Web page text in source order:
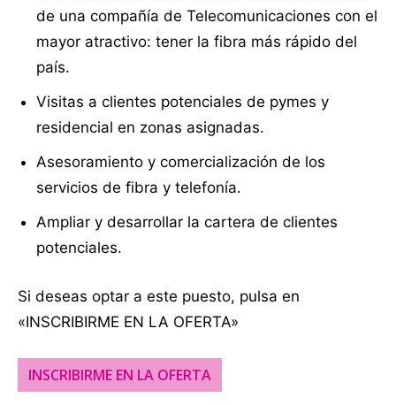
de una compañía de Telecomunicaciones con el
mayor atractivo: tener la fibra más rápido del
país.
Visitas a clientes potenciales de pymes y
residencial en zonas asignadas.
Asesoramiento y comercialización de los
servicios de fibra y telefonía.
Ampliar y desarrollar la cartera de clientes
potenciales.
Si deseas optar a este puesto, pulsa en
«INSCRIBIRME EN LA OFERTA»
INSCRIBIRME EN LA OFERTA